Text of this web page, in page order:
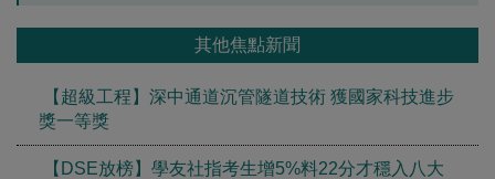
其他焦點新聞
【超級工程】深中通道沉管隧道技術 獲國家科技進步
獎一等獎
【DSE放榜】學友社指考生增5%料22分才穩入八大